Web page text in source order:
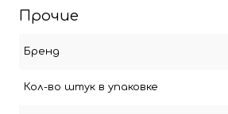
Прочие
Бренд
Кол-во штук в упаковке